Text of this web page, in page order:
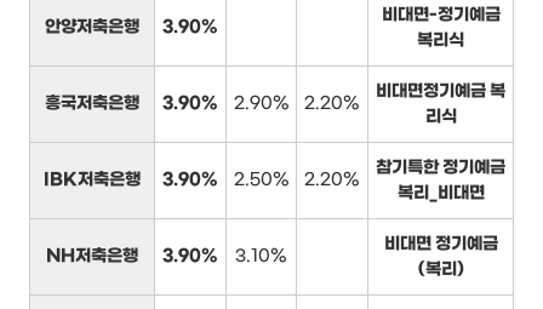
안양저축은행 3.90%
비대면-정기예금
복리식
흥국저축은행 3.90% 2.90% 2.20%
비대면정기예금 복
리식
IBK저축은행 3.90% 2.50% 2.20%
참기특한 정기예금
복리_비대면
NH저축은행 3.90% 3.10%
비대면 정기예금
(복리)